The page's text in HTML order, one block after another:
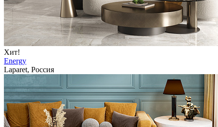
Хит!
Energy
Laparet, Россия